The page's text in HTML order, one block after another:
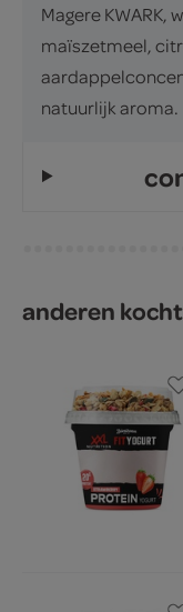
Magere KWARK,
maïszetmeel,
natuurlijk aroma.
anderen